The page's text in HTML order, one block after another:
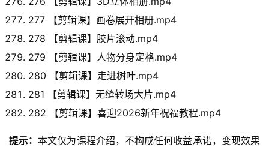
277 【剪辑课】画卷展开相册.mp4
278 【剪辑课】胶片滚动.mp4
279 【剪辑课】人物分身定格.mp4
280 【剪辑课】走进树叶.mp4
281 【剪辑课】无缝转场大片.mp4
282 【剪辑课】喜迎2026新年祝福教程.mp4
提示：本文仅为课程介绍，不构成任何收益承诺，变现效果